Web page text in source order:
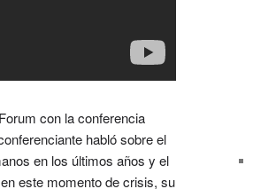
con la conferencia
habló sobre el
en los últimos años y el
este momento de crisis, su